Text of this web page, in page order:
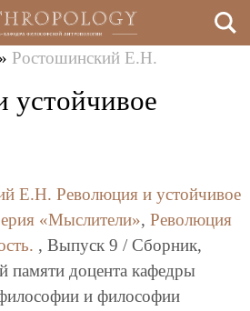
» Ростошинский Е.Н.
устойчивое
Е.Н. Революция и устойчивое
«Мыслители», Революция
, Выпуск 9 / Сборник,
памяти доцента кафедры
и философии